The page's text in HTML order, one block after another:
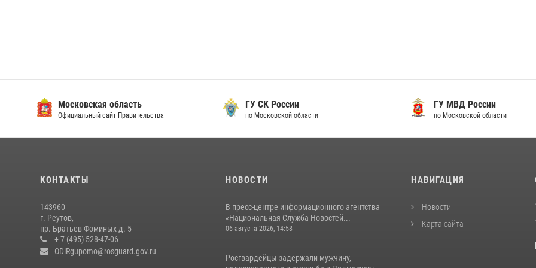
Московская область
Официальный сайт Правительства
ГУ СК России
по Московской области
ГУ МВД России
по Московской области
КОНТАКТЫ
143960
г. Реутов,
пр. Братьев Фоминых д. 5
+ 7 (495) 528-47-06
ODiRgupomo@rosguard.gov.ru
НОВОСТИ
В пресс-центре информационного агентства
«Национальная Служба Новостей...
06 августа 2026, 14:58
Росгвардейцы задержали мужчину,
НАВИГАЦИЯ
Новости
Карта сайта